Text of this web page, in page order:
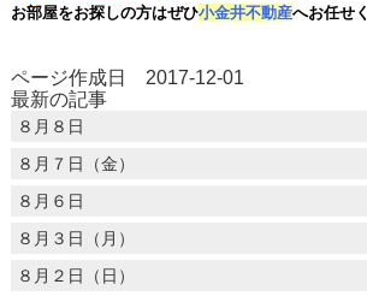
お部屋をお探しの方はぜひ小金井不動産へお任せく
ページ作成日 2017-12-01
最新の記事
８月８日
８月７日（金）
８月６日
８月３日（月）
８月２日（日）